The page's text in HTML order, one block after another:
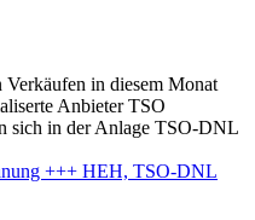
Verkäufen in diesem Monat
Anbieter TSO
sich in der Anlage TSO-DNL